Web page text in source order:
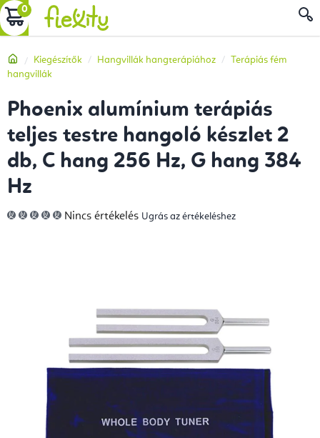
Ugrás
a
tartalomhoz
KOSÁR
Kezdőlap
Kiegészítők Hangvillák hangterápiához
Terápiás fém
hangvillák
Phoenix alumínium terápiás
teljes testre hangoló készlet 2
db, C hang 256 Hz, G hang 384
Hz
A
termék
Nincs értékelés Ugrás az értékeléshez